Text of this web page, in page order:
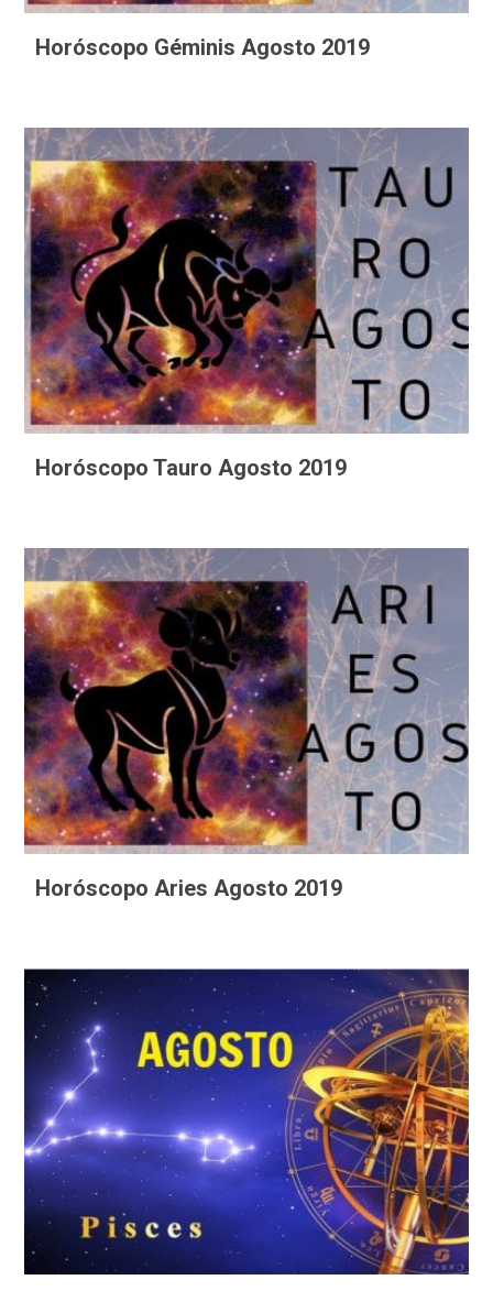
Horóscopo Géminis Agosto 2019
Horóscopo Tauro Agosto 2019
Horóscopo Aries Agosto 2019